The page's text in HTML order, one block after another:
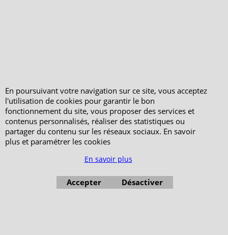
En poursuivant votre navigation sur ce site, vous acceptez
l'utilisation de cookies pour garantir le bon
fonctionnement du site, vous proposer des services et
contenus personnalisés, réaliser des statistiques ou
partager du contenu sur les réseaux sociaux. En savoir
plus et paramétrer les cookies
En savoir plus
Accepter Désactiver